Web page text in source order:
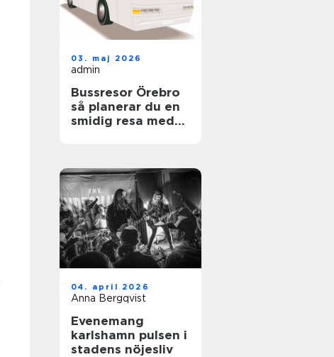
03. maj 2026
admin
Bussresor Örebro
så planerar du en
smidig resa med
04. april 2026
Anna Bergqvist
Evenemang
karlshamn pulsen i
stadens nöjesliv